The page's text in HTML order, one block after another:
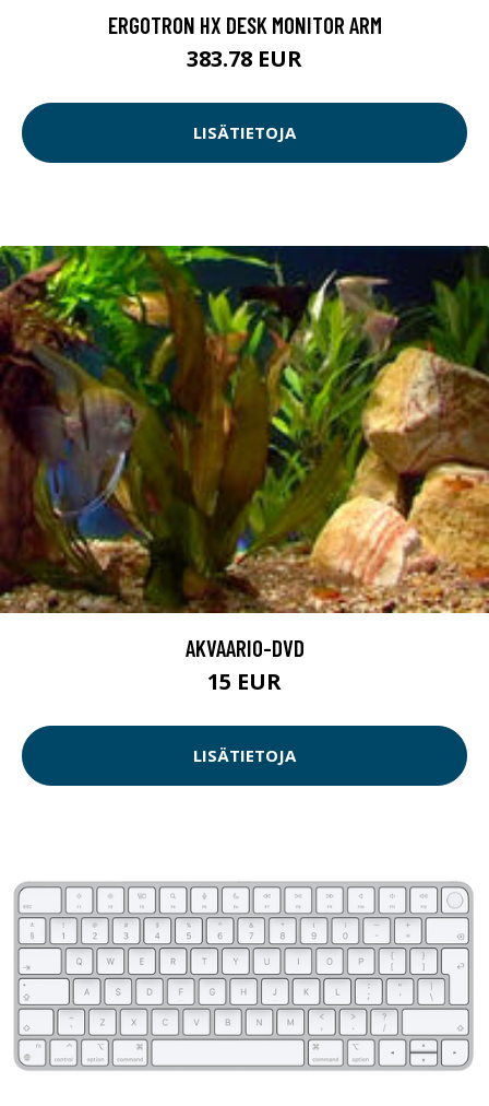
ERGOTRON HX DESK MONITOR ARM
383.78 EUR
LISÄTIETOJA
AKVAARIO-DVD
15 EUR
LISÄTIETOJA